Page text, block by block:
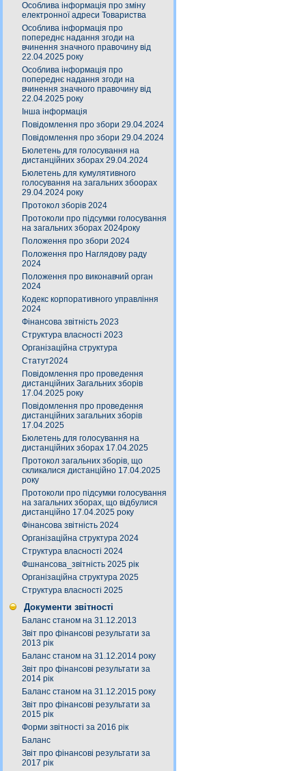
Особлива інформація про зміну
електронної адреси Товариства
Особлива інформація про
попереднє надання згоди на
вчинення значного правочину від
22.04.2025 року
Особлива інформація про
попереднє надання згоди на
вчинення значного правочину від
22.04.2025 року
Інша інформація
Повідомлення про збори 29.04.2024
Повідомлення про збори 29.04.2024
Бюлетень для голосування на
дистанційних зборах 29.04.2024
Бюлетень для кумулятивного
голосування на загальних збоорах
29.04.2024 року
Протокол зборів 2024
Протоколи про підсумки голосування
на загальних зборах 2024року
Положення про збори 2024
Положення про Наглядову раду
2024
Положення про виконавчий орган
2024
Кодекс корпоративного управління
2024
Фінансова звітність 2023
Структура власності 2023
Організаційна структура
Статут2024
Повідомлення про проведення
дистанційних Загальних зборів
17.04.2025 року
Повідомлення про проведення
дистанційних загальних зборів
17.04.2025
Бюлетень для голосування на
дистанційних зборах 17.04.2025
Протокол загальних зборів, що
скликалися дистанційно 17.04.2025
року
Протоколи про підсумки голосування
на загальних зборах, що відбулися
дистанційно 17.04.2025 року
Фінансова звітність 2024
Організаційна структура 2024
Структура власності 2024
Фшнансова_звітність 2025 рік
Організаційна структура 2025
Структура власності 2025
Документи звітності
Баланс станом на 31.12.2013
Звіт про фінансові результати за
2013 рік
Баланс станом на 31.12.2014 року
Звіт про фінансові результати за
2014 рік
Баланс станом на 31.12.2015 року
Звіт про фінансові результати за
2015 рік
Форми звітності за 2016 рік
Баланс
Звіт про фінансові результати за
2017 рік